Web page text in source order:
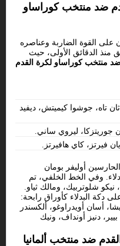
ضد منتخب كوراساو
على القوة الضاربة وعناصره
الدقائق الأولى، حيث
منتخب كوراساو لكرة القدم
تاه، جوشوا كيميتش، ديفيد
جوريتزكا، ليروي ساني.
فيرتز، كاي هافيرتز.
أوليفر بومان
وفي الخط الخلفي، تم
نيكو شلوتربيك، ومالك ثياو.
دكة البدلاء كأوراق رابحة:
أسان أويدراوغو، ألكسندر
دنيز أونداف، ونيك
ضد منتخب ألمانيا